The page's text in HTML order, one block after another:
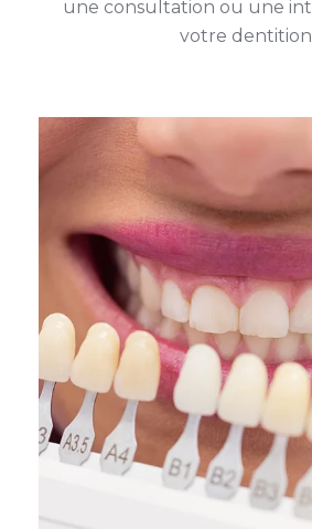
une consultation ou une
votre